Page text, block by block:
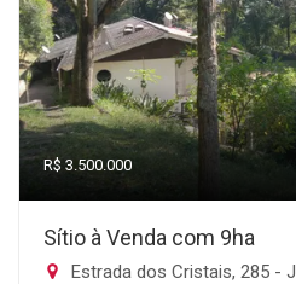
R$ 3.500.000
Sítio à Venda com 9ha
Estrada dos Cristais, 285 - Jardim Vista